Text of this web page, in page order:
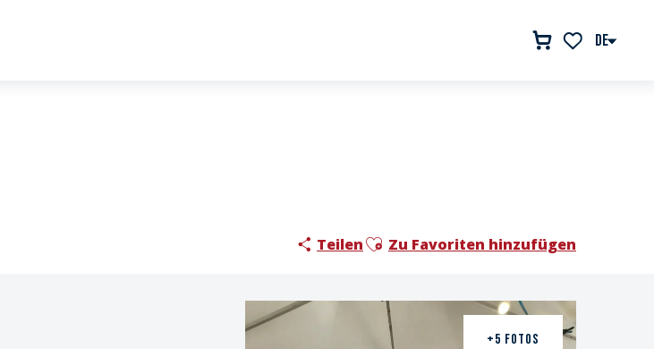
DE
TeilenAjouter aux favoris
Zu Favoriten hinzufügen
+5 FOTOS